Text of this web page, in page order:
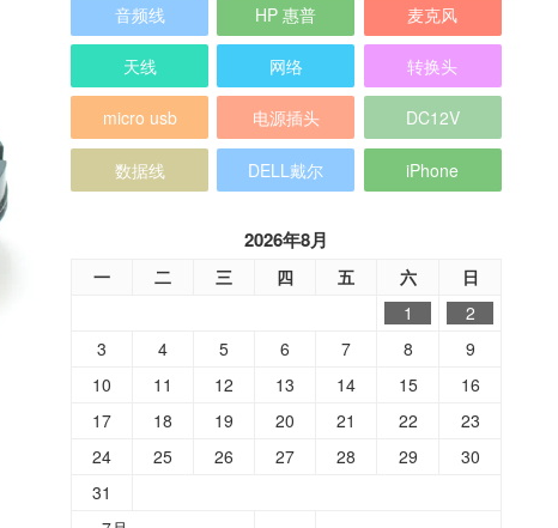
音频线 HP 惠普 麦克风
天线 网络 转换头
micro usb 电源插头 DC12V
数据线 DELL戴尔 iPhone
2026年8月
一 二 三 四 五 六 日
1
2
3
4 5 6 7 8
9
10
11 12 13 14 15
16
17
18 19 20 21 22
23
24
25 26 27 28 29
30
31